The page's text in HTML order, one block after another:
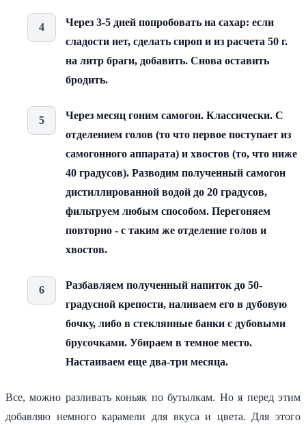
Через 3-5 дней попробовать на сахар: если
сладости нет, сделать сироп и из расчета 50 г.
на литр браги, добавить. Снова оставить
бродить.
Через месяц гоним самогон. Классически. С
отделением голов (то что первое поступает из
самогонного аппарата) и хвостов (то, что ниже
40 градусов). Разводим полученный самогон
дистиллированной водой до 20 градусов,
фильтруем любым способом. Перегоняем
повторно - с таким же отделение голов и
хвостов.
Разбавляем полученный напиток до 50-
градусной крепости, наливаем его в дубовую
бочку, либо в стеклянные банки с дубовыми
брусочками. Убираем в темное место.
Настаиваем еще два-три месяца.
Все, можно разливать коньяк по бутылкам. Но я перед этим
добавляю немного карамели для вкуса и цвета. Для этого